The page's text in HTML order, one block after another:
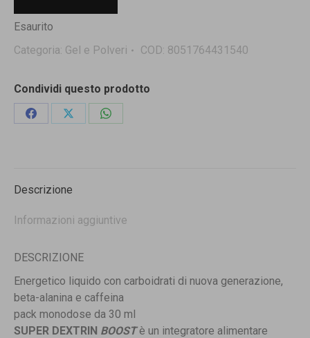
Esaurito
Categoria: Gel e Polveri COD: 8051764431540
Condividi questo prodotto
CondividiCondividiCondividi
Descrizione
Informazioni aggiuntive
DESCRIZIONE
Energetico liquido con carboidrati di nuova generazione,
beta-alanina e caffeina
pack monodose da 30 ml
SUPER DEXTRIN BOOSTè un integratore alimentare